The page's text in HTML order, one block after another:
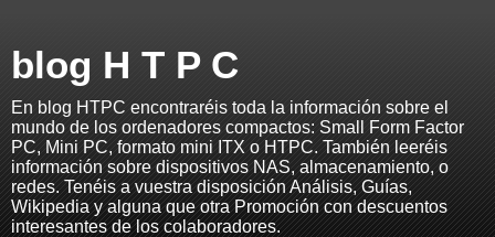
blog H T P C
En blog HTPC encontraréis toda la información sobre el
mundo de los ordenadores compactos: Small Form Factor
PC, Mini PC, formato mini ITX o HTPC. También leeréis
información sobre dispositivos NAS, almacenamiento, o
redes. Tenéis a vuestra disposición Análisis, Guías,
Wikipedia y alguna que otra Promoción con descuentos
interesantes de los colaboradores.